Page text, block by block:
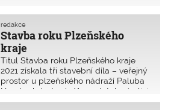
policie a kolejové úpravy železniční
stanice.
Stavba roku Plzeňského
kraje
redakce
Titul Stavba roku Plzeňského kraje
2021 získala tři stavební díla – veřejný
prostor u plzeňského nádraží Paluba
Hamburk, bytový dům v Jetelové ulici
v Plzni a rekreační objekt Útulnoff